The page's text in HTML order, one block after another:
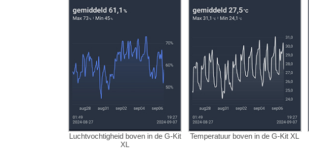
Luchtvochtigheid boven in de G-Kit
XL
Temperatuur boven in de G-Kit XL